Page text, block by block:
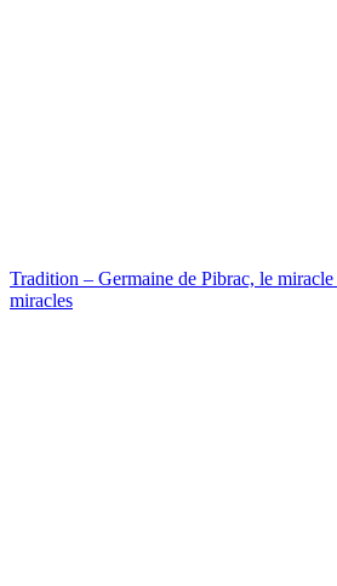
Tradition – Germaine de Pibrac, le
miracles